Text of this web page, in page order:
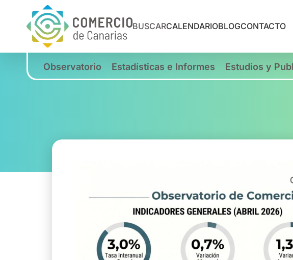
BUSCARCALENDARIOBLOGCONTACTO
Observatorio Estadísticas e Informes Estudios y